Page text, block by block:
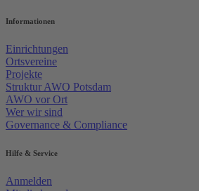
Informationen
Einrichtungen
Ortsvereine
Projekte
Struktur AWO Potsdam
AWO vor Ort
Wer wir sind
Governance & Compliance
Hilfe & Service
Anmelden